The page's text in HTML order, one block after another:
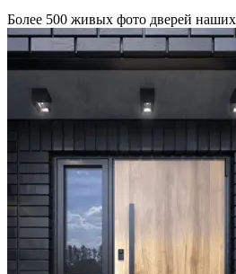
Более 500 живых фото дверей